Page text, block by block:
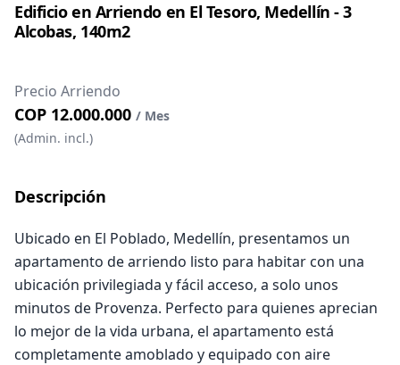
Edificio en Arriendo en El Tesoro, Medellín - 3
Alcobas, 140m2
Precio Arriendo
COP 12.000.000 / Mes
(Admin. incl.)
Descripción
Ubicado en El Poblado, Medellín, presentamos un
apartamento de arriendo listo para habitar con una
ubicación privilegiada y fácil acceso, a solo unos
minutos de Provenza. Perfecto para quienes aprecian
lo mejor de la vida urbana, el apartamento está
completamente amoblado y equipado con aire